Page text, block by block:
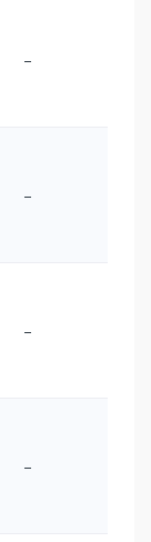
–
–
–
–